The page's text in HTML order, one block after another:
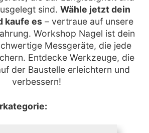
sind. Wähle jetzt dein
kaufe es– vertraue auf unsere
Workshop Nagel ist dein
Messgeräte, die jede
Entdecke Werkzeuge, die
der Baustelle erleichtern und
verbessern!